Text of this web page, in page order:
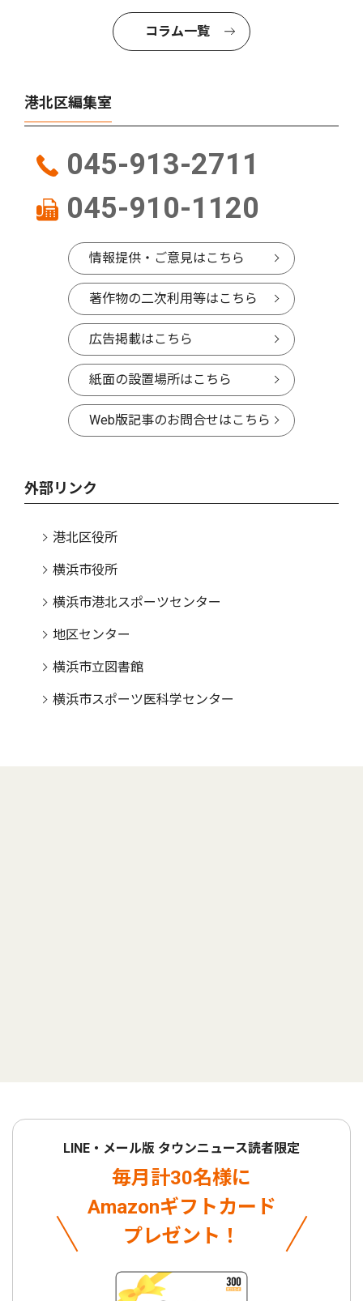
コラム一覧
港北区編集室
045-913-2711
045-910-1120
情報提供・ご意見はこちら
著作物の二次利用等はこちら
広告掲載はこちら
紙面の設置場所はこちら
Web版記事のお問合せはこちら
外部リンク
港北区役所
横浜市役所
横浜市港北スポーツセンター
地区センター
横浜市立図書館
横浜市スポーツ医科学センター
LINE・メール版 タウンニュース読者限定
毎月計30名様に
Amazonギフトカード
プレゼント！